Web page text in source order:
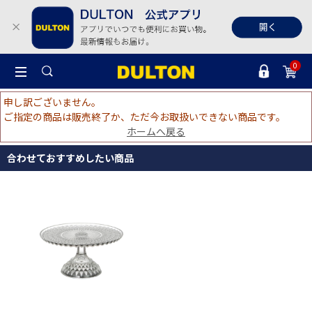
0
申し訳ございません。
ご指定の商品は販売終了か、ただ今お取扱いできない商品です。
ホームへ戻る
合わせておすすめしたい商品